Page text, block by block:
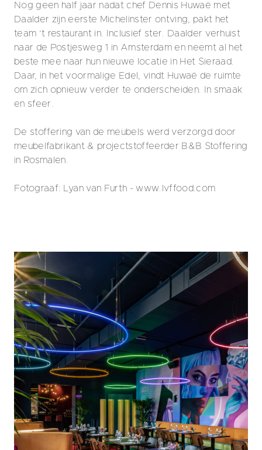
Nog geen half jaar nadat chef Dennis Huwaë met
Daalder zijn eerste Michelinster ontving, pakt het
team ’t restaurant in. Inclusief ster. Daalder verhuist
naar de Postjesweg 1 in Amsterdam en neemt al het
beste mee naar hun nieuwe locatie in Het Sieraad.
Daar, in het voormalige Edel, vindt Huwaë de ruimte
om zich opnieuw verder te onderscheiden. In smaak
en sfeer.
De stoffering van de meubels werd verzorgd door
meubelfabrikant & projectstoffeerder B&B Stoffering
in Rosmalen.
Fotograaf: Lyan van Furth - www.lvffood.com